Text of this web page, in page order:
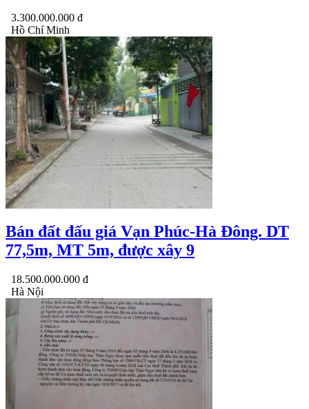
3.300.000.000 đ
Hồ Chí Minh
Bán đất đấu giá Vạn Phúc-Hà Đông. DT
77,5m, MT 5m, được xây 9
18.500.000.000 đ
Hà Nội